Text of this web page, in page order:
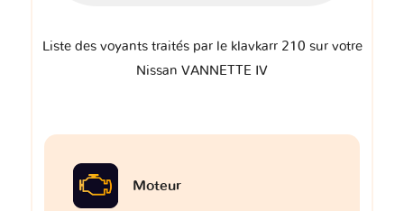
Liste des voyants traités par le klavkarr 210 sur votre
Nissan VANNETTE IV
Moteur